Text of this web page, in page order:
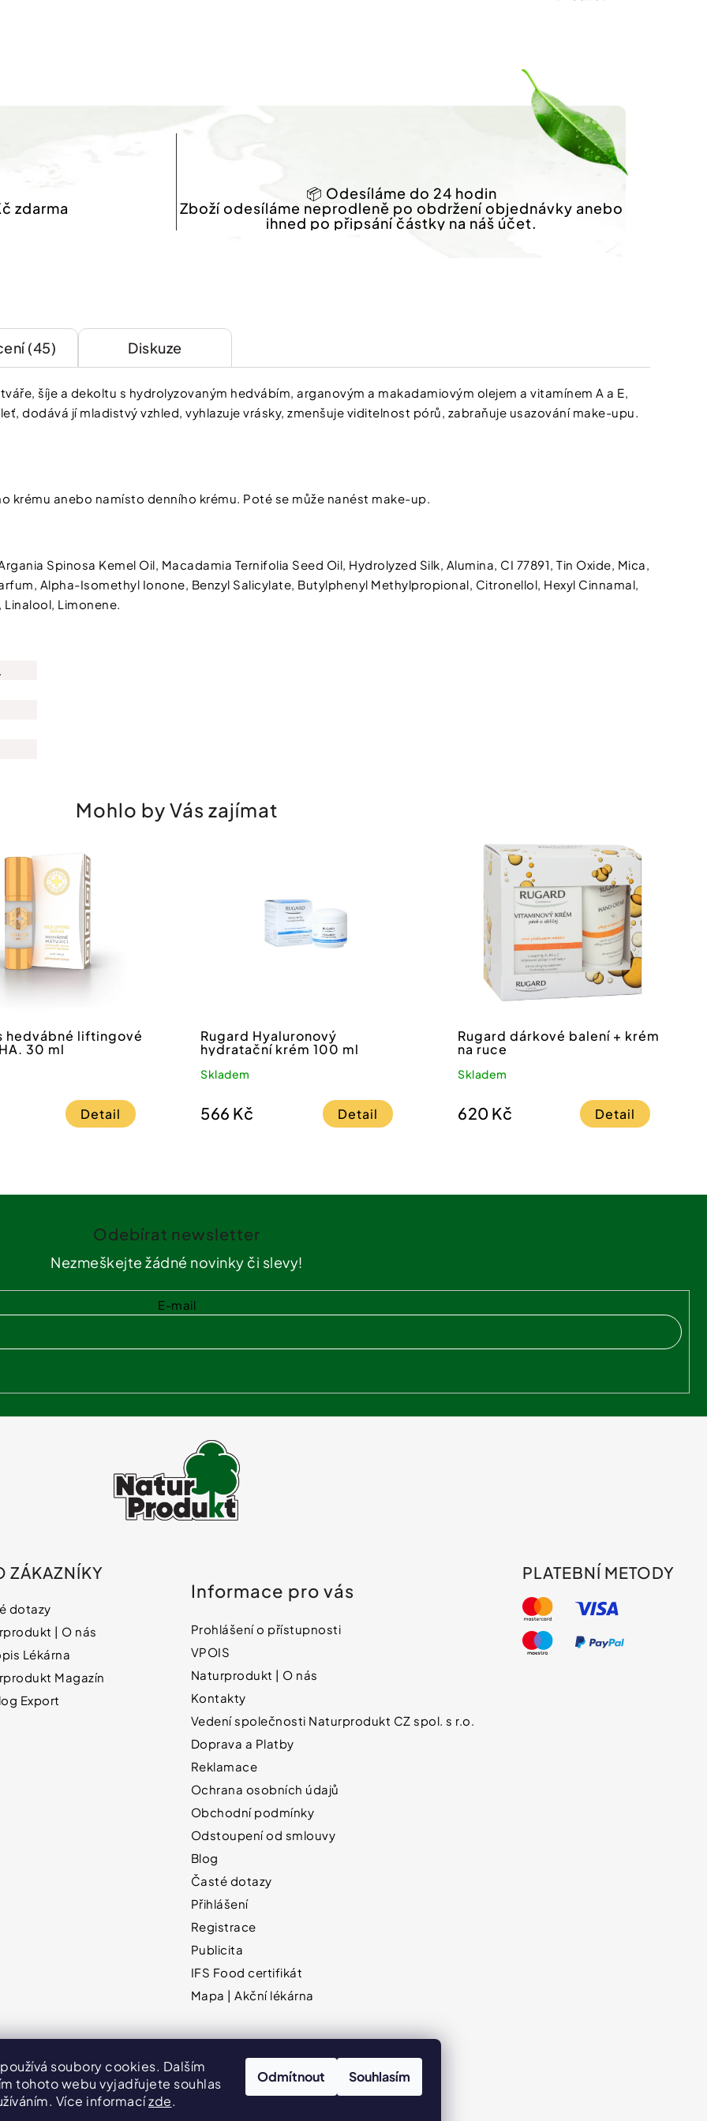
soubory cookies. Dalším
tohoto webu vyjadřujete souhlas
Více informacízde.
Odmítnout Souhlasím
zdarma
📦 Odesíláme do 24 hodin
Zboží odesíláme neprodleně po obdržení objednávky anebo
ihned po připsání částky na náš účet.
(45) Diskuze
šíje a dekoltu s hydrolyzovaným hedvábím, arganovým a makadamiovým olejem a vitamínem A a E,
dodává jí mladistvý vzhled, vyhlazuje vrásky, zmenšuje viditelnost pórů, zabraňuje usazování make-upu.
krému anebo namísto denního krému. Poté se může nanést make-up.
Spinosa Kemel Oil, Macadamia Ternifolia Seed Oil, Hydrolyzed Silk, Alumina, CI 77891, Tin Oxide, Mica,
Alpha-Isomethyl Ionone, Benzyl Salicylate, Butylphenyl Methylpropional, Citronellol, Hexyl Cinnamal,
Limonene.
Mohlo by Vás zajímat
hedvábné liftingové
30 ml
Detail
Rugard Hyaluronový
hydratační krém 100 ml
Skladem
566 Kč Detail
Rugard dárkové balení + krém
na ruce
Skladem
620 Kč Detail
Odebírat newsletter
Nezmeškejte žádné novinky či slevy!
E-mail
ZÁKAZNÍKY
dotazy
| O nás
Lékárna
Magazín
Export
Informace pro vás
Prohlášení o přístupnosti
VPOIS
Naturprodukt | O nás
Kontakty
Vedení společnosti Naturprodukt CZ spol. s r.o.
Doprava a Platby
Reklamace
Ochrana osobních údajů
Obchodní podmínky
Odstoupení od smlouvy
Blog
Časté dotazy
Přihlášení
Registrace
Publicita
IFS Food certifikát
Mapa | Akční lékárna
PLATEBNÍ METODY
Hodnocení obchodu VPOIS Publicita
Chcete získat
slevu 100 Kč* na
Odesláním formuláře souhlasíte se
údajů.